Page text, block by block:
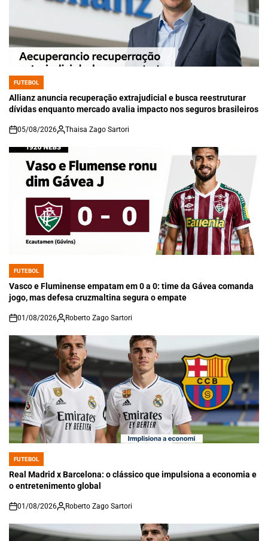
POSTED
IN
FUTEBOL
Allianz anuncia recuperação extrajudicial e busca reestruturar
dívidas enquanto mercado avalia impacto nos seguros brasileiros
on
05/08/2026 Thaisa Zago Sartori
POSTED
IN
FUTEBOL
Vasco e Fluminense empatam em 0 a 0: time da Gávea comanda
jogo, mas defesa cruzmaltina segura o empate
on
01/08/2026 Roberto Zago Sartori
POSTED
IN
FUTEBOL
Real Madrid x Barcelona: o clássico que impulsiona a economia e
o entretenimento global
on
01/08/2026 Roberto Zago Sartori